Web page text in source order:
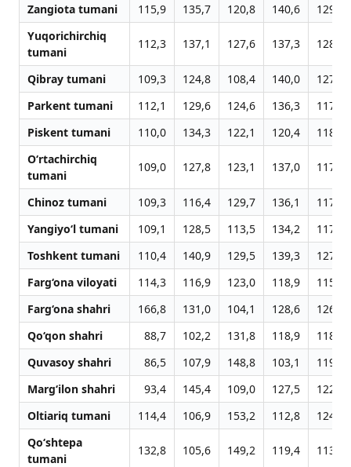
Zangiota tumani 115,9 135,7 120,8 140,6
129,3
Yuqorichirchiq
tumani
112,3 137,1 127,6 137,3 128,1
Qibray tumani 109,3 124,8 108,4 140,0
127,4
Parkent tumani
112,1 129,6 124,6 136,3
117,1
Piskent tumani
110,0 134,3 122,1 120,4
118,0
O‘rtachirchiq
tumani
109,0 127,8 123,1 137,0 117,5
Chinoz tumani 109,3 116,4 129,7 136,1
117,3
Yangiyo‘l tumani
109,1 128,5 113,5 134,2
117,6
Toshkent tumani
110,4 140,9 129,5 139,3
127,7
Farg‘ona viloyati
114,3 116,9 123,0 118,9
115,3
Farg‘ona shahri
166,8 131,0 104,1 128,6
126,9
Qo‘qon shahri
88,7 102,2 131,8 118,9
118,6
Quvasoy shahri
86,5 107,9 148,8 103,1
119,6
Marg‘ilon shahri
93,4 145,4 109,0 127,5
122,5
Oltiariq tumani
114,4 106,9 153,2 112,8
124,8
Qo‘shtepa
tumani
132,8 105,6 149,2 119,4 113,0